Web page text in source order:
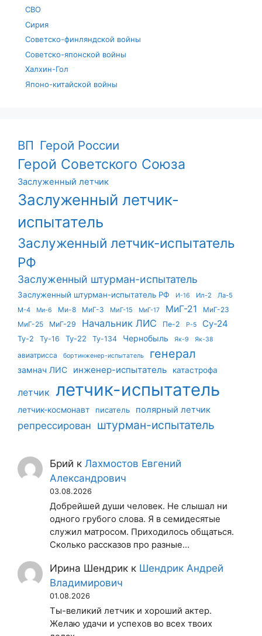
СВО
Сирия
Советско-финляндской войны
Советско-японской войны
Халхин-Гол
Японо-китайской войны
ВП Герой России
Герой Советского Союза
Заслуженный летчик
Заслуженный летчик-
испытатель
Заслуженный летчик-испытатель
РФ
Заслуженный штурман-испытатель
Заслуженный штурман-испытатель РФ И-16 Ил-2
Ла-5
М-4
Ми-6 Ми-8 МиГ-3 МиГ-15 МиГ-17 МиГ-21
МиГ-23
МиГ-25
МиГ-29 Начальник ЛИС Пе-2 Р-5 Су-24
Ту-2 Ту-16 Ту-22 Ту-134 Чернобыль Як-9 Як-38
авиатрисса бортинженер-испытатель генерал
замнач ЛИС инженер-испытатель катастрофа
летчик летчик-испытатель
летчик-космонавт писатель полярный летчик
репрессирован штурман-испытатель
Брий кЛахмостов Евгений
Александрович
03.08.2026
Добрейшей души человек. Не слышал ни
одного грубого слова. Я в семидесятые
служил матросом. Приходилось общаться.
Сколько рассказов про разные…
Ирина Шендрик к Шендрик Андрей
Владимирович
01.08.2026
Ты-великий летчик и хороший актер.
Желаю удачи и успехов во всех твоих